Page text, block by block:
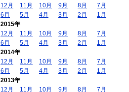
12月
11月 10月 9月 8月
7月
6月
5月 4月 3月 2月
1月
2015年
12月
11月 10月 9月 8月
7月
6月
5月 4月 3月 2月
1月
2014年
12月
11月 10月 9月 8月
7月
6月
5月 4月 3月 2月
1月
2013年
12月
11月 10月 9月 8月 7月